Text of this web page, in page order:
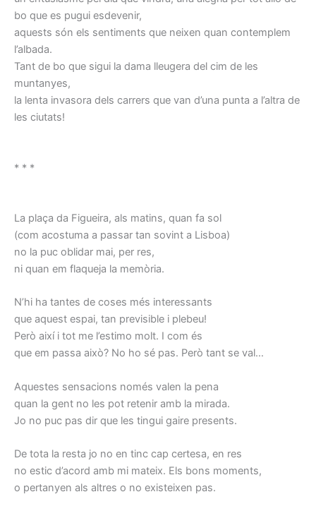
bo que es pugui esdevenir,
aquests són els sentiments que neixen quan contemplem
l’albada.
Tant de bo que sigui la dama lleugera del cim de les
muntanyes,
la lenta invasora dels carrers que van d’una punta a l’altra de
les ciutats!
* * *
La plaça da Figueira, als matins, quan fa sol
(com acostuma a passar tan sovint a Lisboa)
no la puc oblidar mai, per res,
ni quan em flaqueja la memòria.
N’hi ha tantes de coses més interessants
que aquest espai, tan previsible i plebeu!
Però així i tot me l’estimo molt. I com és
que em passa això? No ho sé pas. Però tant se val…
Aquestes sensacions només valen la pena
quan la gent no les pot retenir amb la mirada.
Jo no puc pas dir que les tingui gaire presents.
De tota la resta jo no en tinc cap certesa, en res
no estic d’acord amb mi mateix. Els bons moments,
o pertanyen als altres o no existeixen pas.